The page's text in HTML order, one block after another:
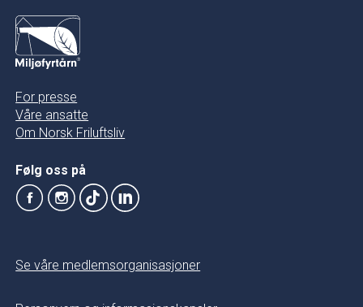
For presse
Våre ansatte
Om Norsk Friluftsliv
Følg oss på
Se våre medlemsorganisasjoner